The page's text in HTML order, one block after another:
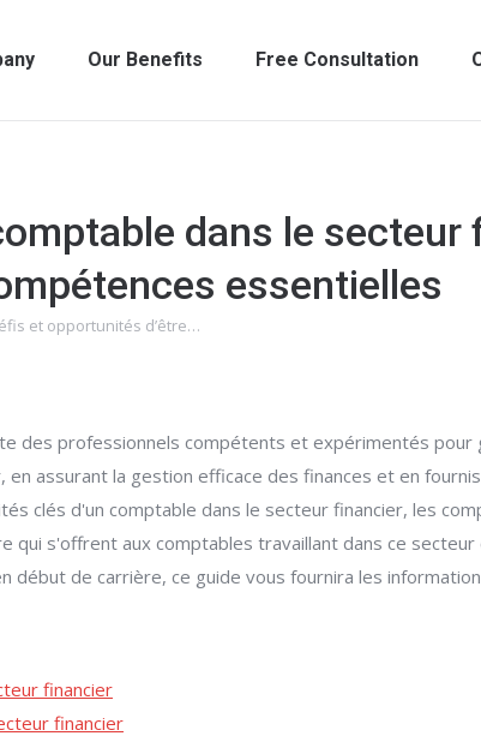
Our Benefits Free Consultation
dans le secteur
essentielles
et opportunités d’être…
des professionnels compétents et expérimentés pour
assurant la gestion efficace des finances et en
clés d'un comptable dans le secteur financier, les
s'offrent aux comptables travaillant dans ce
début de carrière, ce guide vous fournira les
financier
financier